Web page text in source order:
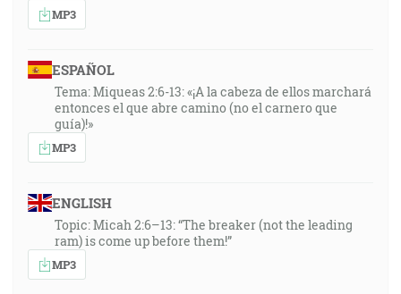
MP3
ESPAÑOL
Tema: Miqueas 2:6-13: «¡A la cabeza de ellos marchará
entonces el que abre camino (no el carnero que
guía)!»
MP3
ENGLISH
Topic: Micah 2:6–13: “The breaker (not the leading
ram) is come up before them!”
MP3